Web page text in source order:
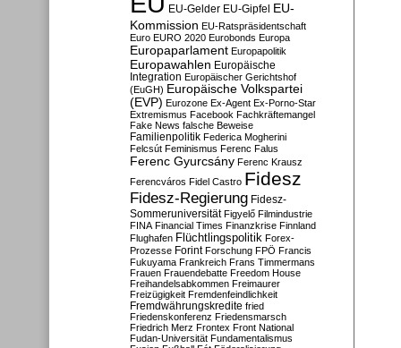
EU-Gelder EU-Gipfel EU-
Kommission EU-Ratspräsidentschaft
Euro EURO 2020 Eurobonds Europa
Europaparlament Europapolitik
Europawahlen Europäische
Integration Europäischer Gerichtshof
(EuGH) Europäische Volkspartei
(EVP) Eurozone Ex-Agent Ex-Porno-Star
Extremismus Facebook Fachkräftemangel
Fake News falsche Beweise
Familienpolitik Federica Mogherini
Felcsút Feminismus Ferenc Falus
Ferenc Gyurcsány Ferenc Krausz
Ferencváros Fidel Castro Fidesz
Fidesz-Regierung Fidesz-
Sommeruniversität Figyelő Filmindustrie
FINA Financial Times Finanzkrise Finnland
Flughafen Flüchtlingspolitik Forex-
Prozesse Forint Forschung FPÖ Francis
Fukuyama Frankreich Frans Timmermans
Frauen Frauendebatte Freedom House
Freihandelsabkommen Freimaurer
Freizügigkeit Fremdenfeindlichkeit
Fremdwährungskredite fried
Friedenskonferenz Friedensmarsch
Friedrich Merz Frontex Front National
Fudan-Universität Fundamentalismus